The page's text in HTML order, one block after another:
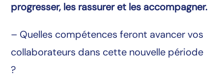
progresser, les rassurer et les accompagner.
– Quelles compétences feront avancer vos
collaborateurs dans cette nouvelle période
?